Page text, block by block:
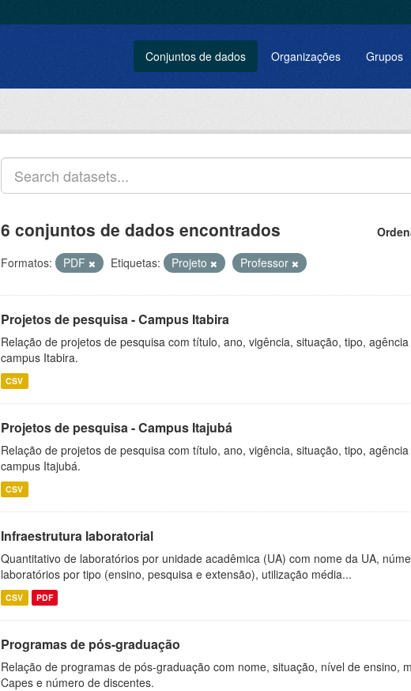
Conjuntos de dados Organizações Grupos
6 conjuntos de dados encontrados
Formatos: PDF Etiquetas: Projeto Professor
Projetos de pesquisa - Campus Itabira
Relação de projetos de pesquisa com título, ano, vigência, situação, tipo,
campus Itabira.
CSV
Projetos de pesquisa - Campus Itajubá
Relação de projetos de pesquisa com título, ano, vigência, situação, tipo,
campus Itajubá.
CSV
Infraestrutura laboratorial
Quantitativo de laboratórios por unidade acadêmica (UA) com nome da UA,
laboratórios por tipo (ensino, pesquisa e extensão), utilização média...
CSV PDF
Programas de pós-graduação
Relação de programas de pós-graduação com nome, situação, nível de ensino,
Capes e número de discentes.